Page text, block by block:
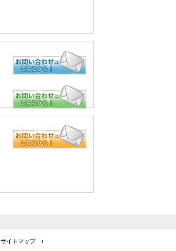
サイトマップ